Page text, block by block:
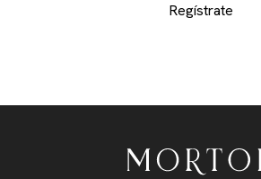
Regístrate